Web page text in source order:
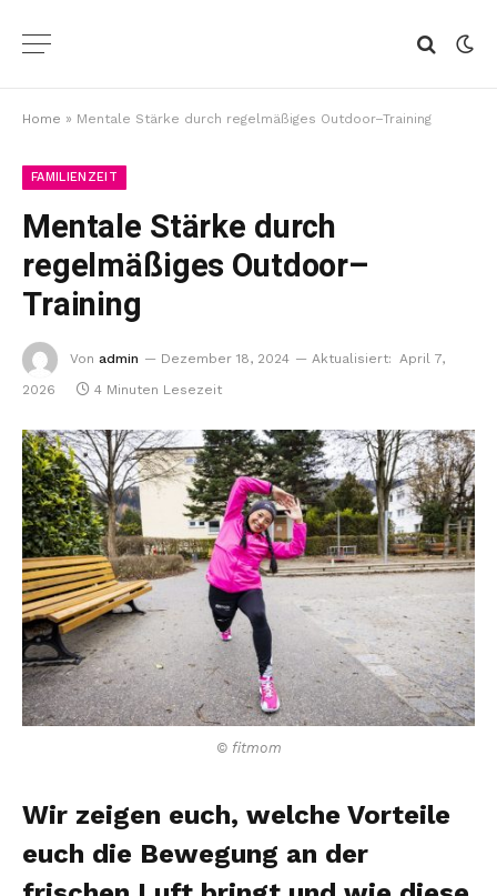
Home » Mentale Stärke durch regelmäßiges Outdoor–Training
FAMILIENZEIT
Mentale Stärke durch
regelmäßiges Outdoor–
Training
Von admin Dezember 18, 2024 Aktualisiert: April 7,
2026
4 Minuten Lesezeit
© fitmom
Wir zeigen euch, welche Vorteile
euch die Bewegung an der